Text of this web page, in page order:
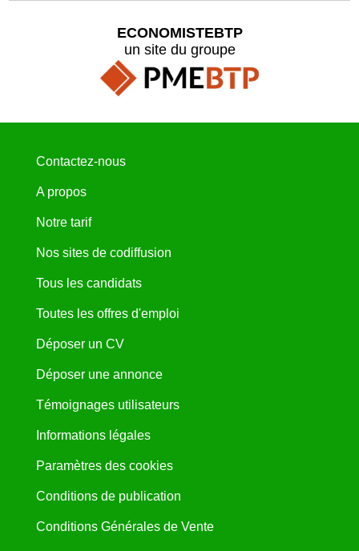
ECONOMISTEBTP
un site du groupe
Contactez-nous
A propos
Notre tarif
Nos sites de codiffusion
Tous les candidats
Toutes les offres d'emploi
Déposer un CV
Déposer une annonce
Témoignages utilisateurs
Informations légales
Paramètres des cookies
Conditions de publication
Conditions Générales de Vente